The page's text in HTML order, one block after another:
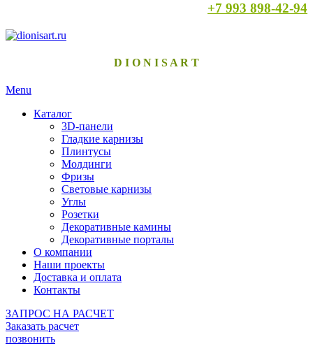
+7 993 898-42-94
D I O N I S A R T
Menu
Каталог
3D-панели
Гладкие карнизы
Плинтусы
Молдинги
Фризы
Световые карнизы
Углы
Розетки
Декоративные камины
Декоративные порталы
О компании
Наши проекты
Доставка и оплата
Контакты
ЗАПРОС НА РАСЧЕТ
Заказать расчет
позвонить